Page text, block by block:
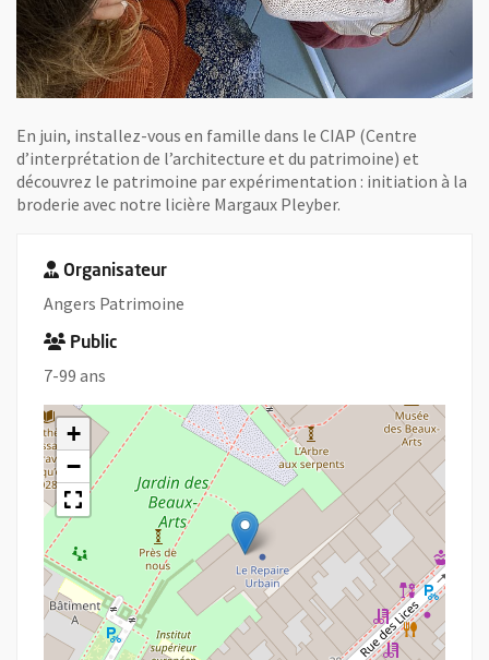
En juin, installez-vous en famille dans le CIAP (Centre
d’interprétation de l’architecture et du patrimoine) et
découvrez le patrimoine par expérimentation : initiation à la
broderie avec notre licière Margaux Pleyber.
Organisateur
Angers Patrimoine
Public
7-99 ans
+
−